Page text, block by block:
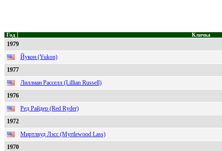
Год Кличка
1979
Йукон (Yukon)
1977
Лиллиан Расселл (Lillian Russell)
1976
Ред Райдер (Red Ryder)
1972
Миртлвуд Лэсс (Myrtlewood Lass)
1970